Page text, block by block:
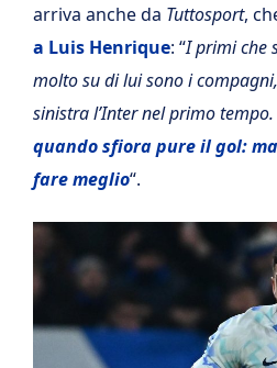
arriva anche da Tuttosport,
a Luis Henrique: “I primi che
molto su di lui sono i
sinistra l’Inter nel primo tempo.
quando sfiora pure il gol:
fare meglio“.